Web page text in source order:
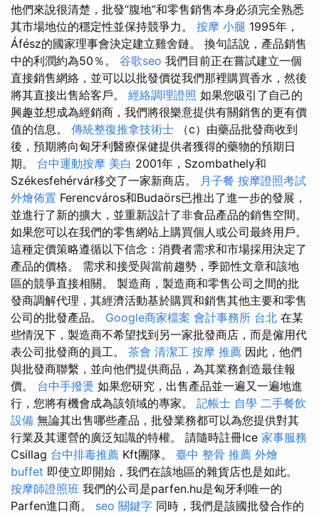
他們來說很清楚，批發“腹地”和零售銷售本身必須完全熟悉
其市場地位的穩定性並保持競爭力。 按摩 小腿 1995年，
Áfész的國家理事會決定建立雞舍鏈。 換句話說，產品銷售
中的利潤約為50％。 谷歌seo 我們目前正在嘗試建立一個
直接銷售網絡，並可以以批發價從我們那裡購買香水，然後
將其直接出售給客戶。 經絡調理證照 如果您吸引了自己的
興趣並想成為經銷商，我們將很樂意提供有關銷售的更有價
值的信息。 傳統整復推拿技術士 （c）由藥品批發商收到
後，預期將向匈牙利醫療保健提供者獲得的藥物的預期日
期。 台中運動按摩 美白 2001年，Szombathely和
Székesfehérvár移交了一家新商店。 月子餐 按摩證照考試
外燴佈置 Ferencváros和Budaörs已推出了進一步的發展，
並進行了新的擴大，並重新設計了非食品產品的銷售空間。
如果您可以在我們的零售網站上購買個人或公司最終用戶。
這種定價策略遵循以下信念：消費者需求和市場採用決定了
產品的價格。 需求和接受與當前趨勢，季節性文章和該地
區的競爭直接相關。 製造商，製造商和零售公司之間的批
發商調解代理，其經濟活動基於購買和銷售其他主要和零售
公司的批發產品。 Google商家檔案 會計事務所 台北 在某
些情況下，製造商不希望找到另一家批發商店，而是僱用代
表公司批發商的員工。 茶會 清潔工 按摩 推薦 因此，他們
與批發商聯繫，並向他們提供商品，為其業務創造最佳報
價。 台中手撥燙 如果您研究，出售產品並一遍又一遍地進
行，您將有機會成為該領域的專家。 記帳士 自學 二手餐飲
設備 無論其出售哪些產品，批發業務都可以為您提供對其
行業及其運營的廣泛知識的特權。 請隨時註冊Ice 家事服務
Csillag 台中排毒推薦 Kft團隊。 臺中 整骨 推薦 外燴
buffet 即使立即開始，我們在該地區的雜貨店也是如此。
按摩師證照班 我們的公司是parfen.hu是匈牙利唯一的
Parfen進口商。 seo 關鍵字 同時，我們是該國批發合作的